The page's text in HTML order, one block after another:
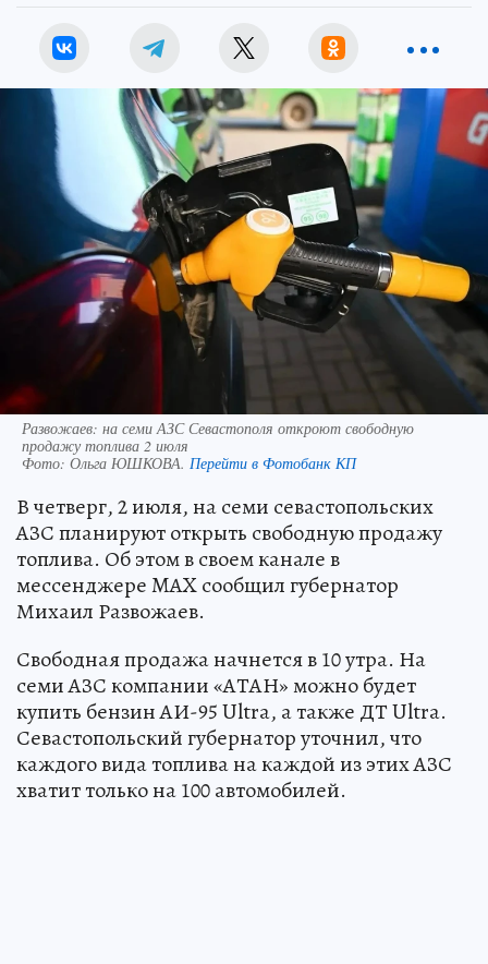
Развожаев: на семи АЗС Севастополя откроют свободную
продажу топлива 2 июля
Фото: Ольга ЮШКОВА. Перейти в Фотобанк КП
В четверг, 2 июля, на семи севастопольских
АЗС планируют открыть свободную продажу
топлива. Об этом в своем канале в
мессенджере MAX сообщил губернатор
Михаил Развожаев.
Свободная продажа начнется в 10 утра. На
семи АЗС компании «АТАН» можно будет
купить бензин АИ-95 Ultra, а также ДТ Ultra.
Севастопольский губернатор уточнил, что
каждого вида топлива на каждой из этих АЗС
хватит только на 100 автомобилей.